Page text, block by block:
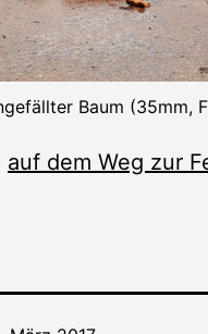
Baum (35mm,
auf dem Weg zur